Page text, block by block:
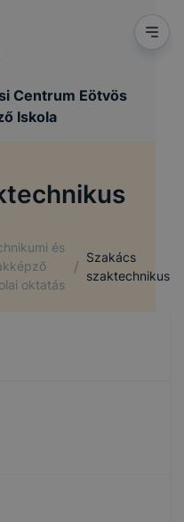
Centrum Eötvös
Iskola
és
oktatás
/
Szakács
szaktechnikus